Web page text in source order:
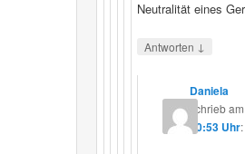
Neutralität eines
Antworten ↓
Daniela
schriebam
10:53 Uhr: